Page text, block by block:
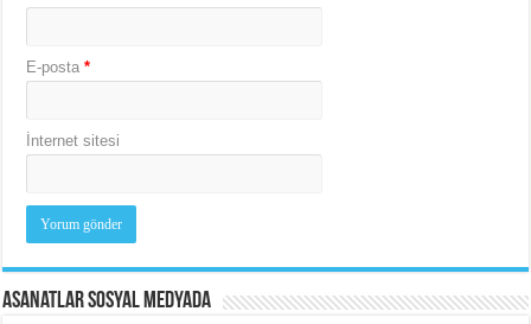
E-posta*
İnternet sitesi
Asanatlar Sosyal Medyada